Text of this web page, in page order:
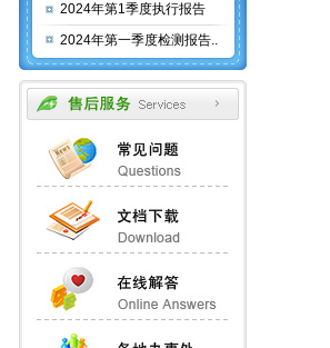
2024年第1季度执行报告
2024年第一季度检测报告..